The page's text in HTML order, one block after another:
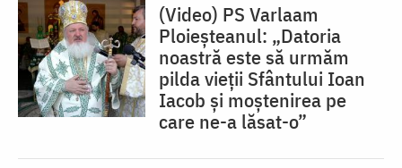
(Video) PS Varlaam
Ploieșteanul: „Datoria
noastră este să urmăm
pilda vieții Sfântului Ioan
Iacob și moștenirea pe
care ne-a lăsat-o”